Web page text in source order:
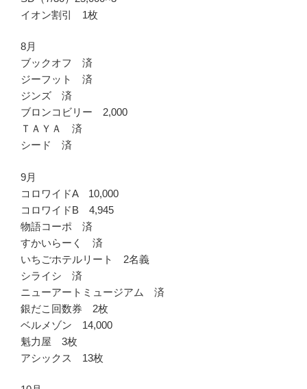
イオン割引 1枚
8月
ブックオフ 済
ジーフット 済
ジンズ 済
ブロンコビリー 2,000
ＴＡＹＡ 済
シード 済
9月
コロワイドA 10,000
コロワイドB 4,945
物語コーポ 済
すかいらーく 済
いちごホテルリート 2名義
シライシ 済
ニューアートミュージアム 済
銀だこ回数券 2枚
ベルメゾン 14,000
魁力屋 3枚
アシックス 13枚